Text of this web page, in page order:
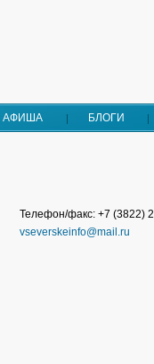
АФИША БЛОГИ
Телефон/факс: +7 (3822)
vseverskeinfo@mail.ru